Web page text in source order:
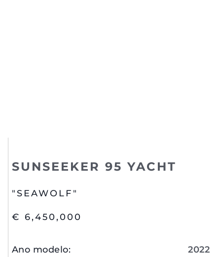
SUNSEEKER 95 YACHT
"SEAWOLF"
€ 6,450,000
Ano modelo: 2022